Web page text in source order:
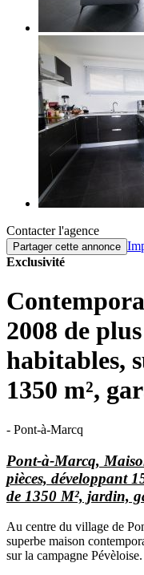
Contacter l'agence
Partager cette annonce
Exclusivité
2008 de
habitables,
1350 m²,
- Pont-à-Marcq
Pont-à-Marcq,
pièces, développant
de 1350 M², jardin,
Au centre du village de
superbe maison
sur la campagne Pévèloise.